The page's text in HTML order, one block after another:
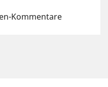
Kommentare